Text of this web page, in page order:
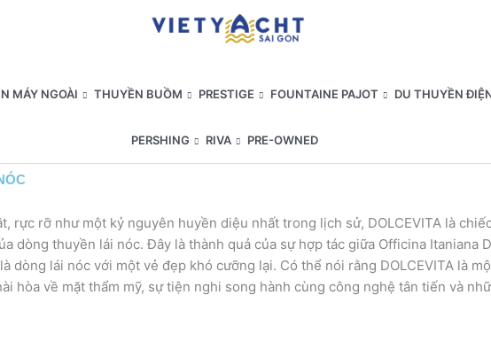
MÁY NGOÀI THUYỀN BUỒM PRESTIGE FOUNTAINE PAJOT DU THUYỀN
PERSHING RIVA PRE-OWNED
rực rỡ như một kỷ nguyên huyền diệu nhất trong lịch sử, DOLCEVITA là
dòng thuyền lái nóc. Đây là thành quả của sự hợp tác giữa Officina Itaniana
lái nóc với một vẻ đẹp khó cưỡng lại. Có thể nói rằng DOLCEVITA là
hòa về mặt thẩm mỹ, sự tiện nghi song hành cùng công nghệ tân tiến và